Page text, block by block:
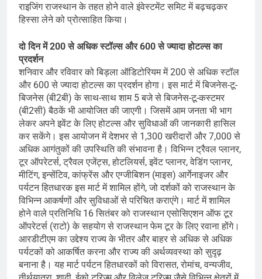
राइजिंग राजस्थान के तहत होने वाले इंवेस्टमेंट समिट में बढ़चढ़कर
हिस्सा लेने को प्रोत्साहित किया।
दो दिन में 200 से अधिक स्टॉल्स और 600 से ज्यादा होटल्स का
प्रदर्शन
शनिवार और रविवार को बिड़ला ऑडिटोरियम में 200 से अधिक स्टॉल
और 600 से ज्यादा होटल्स का प्रदर्शन होगा। इस मार्ट में बिजनेस-टू-
बिजनेस (बी2बी) के साथ-साथ शाम 5 बजे से बिजनेस-टू-कस्टमर
(बी2सी) बैठकें भी आयोजित की जाएगी। जिसमें आम जनता भी भाग
लेकर अपने इवेंट के लिए होटल्स और सुविधाओं की जानकारी हासिल
कर सकेंगे। इस आयोजन में देशभर से 1,300 खरीदारों और 7,000 से
अधिक आगंतुकों की उपस्थिति की संभावना है। विभिन्न ट्रैवल प्लानर,
टूर ऑपरेटर्स, ट्रैवल एजेंट्स, होटलियर्स, इवेंट प्लानर, वेडिंग प्लानर,
मीटिंग, इन्सेंटिव, कांफ्रेंस और एग्जीबिशन (माइस) आर्गेनाइजर और
पर्यटन हितधारक इस मार्ट में शामिल होंगे, जो दर्शकों को राजस्थान के
विभिन्न आकर्षणों और सुविधाओं से परिचित कराएंगे। मार्ट में शामिल
होने वाले प्रतिनिधि 16 सितंबर को राजस्थान एसोसिएशन ऑफ टूर
ऑपरेटर्स (राटो) के सहयोग से राजस्थान फेम टूर के लिए रवाना होंगे।
आरडीटीएम का उद्देश्य राज्य के भीतर और बाहर से अधिक से अधिक
पर्यटकों को आकर्षित करना और राज्य की अर्थव्यवस्था को सुदृढ़
बनाना है। यह मार्ट पर्यटन हितधारकों को विरासत, रोमांच, वन्यजीव,